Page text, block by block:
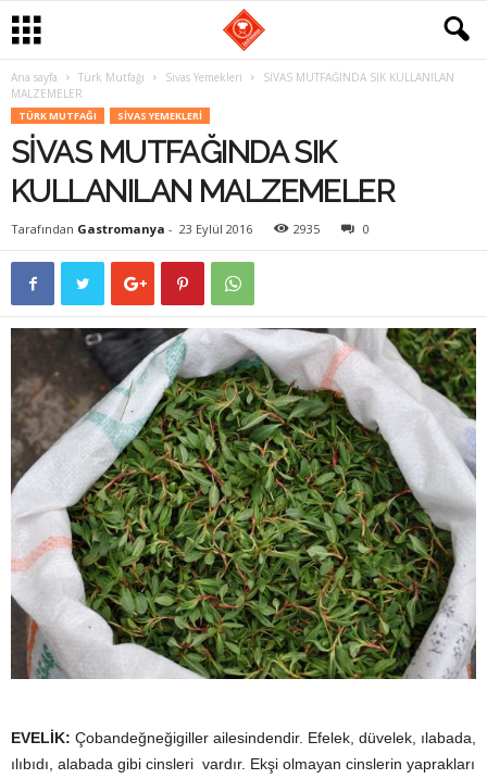
o
Ana sayfa Türk Mutfağı Sivas Yemekleri
SİVAS MUTFAĞINDA SIK KULLANILAN
MALZEMELER
TÜRK MUTFAĞI SIVAS YEMEKLERI
SİVAS MUTFAĞINDA SIK
KULLANILAN MALZEMELER
Tarafından Gastromanya - 23 Eylül 2016 2935 0
EVELİK: Çobandeğneğigiller ailesindendir. Efelek, düvelek, ılabada,
ılıbıdı, alabada gibi cinsleri vardır. Ekşi olmayan cinslerin yaprakları